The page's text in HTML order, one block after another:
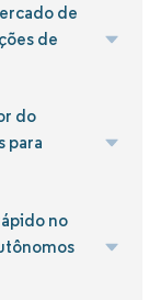
de
de
do
para
no